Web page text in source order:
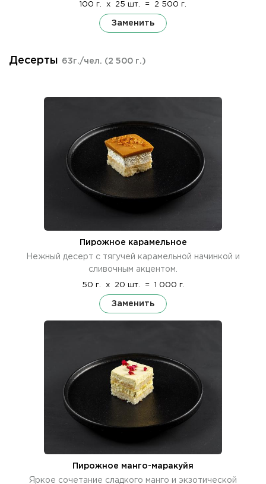
100 г. x 25 шт. = 2 500 г.
Заменить
Десерты 63г./чел. (2 500 г.)
Пирожное карамельное
Нежный десерт с тягучей карамельной начинкой и
сливочным акцентом.
50 г. x 20 шт. = 1 000 г.
Заменить
Пирожное манго-маракуйя
Яркое сочетание сладкого манго и экзотической